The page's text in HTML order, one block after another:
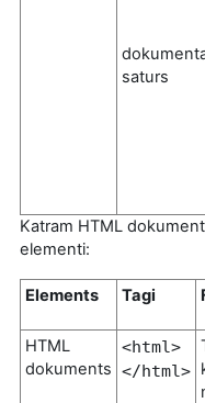
saturs
Katram HTML
elementi:
Elements Tagi
HTML
dokuments
<html>
</html>